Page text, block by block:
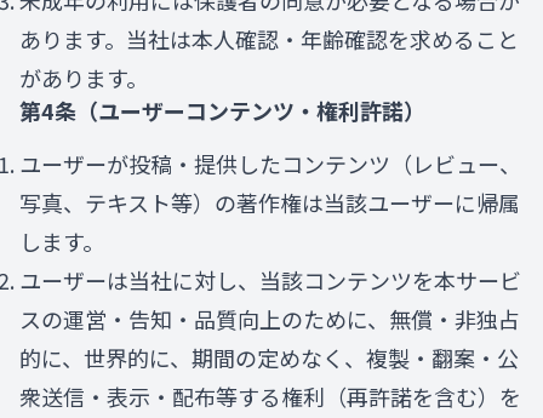
あります。当社は本人確認・年齢確認を求めること
があります。
第4条（ユーザーコンテンツ・権利許諾）
ユーザーが投稿・提供したコンテンツ（レビュー、
写真、テキスト等）の著作権は当該ユーザーに帰属
します。
ユーザーは当社に対し、当該コンテンツを本サービ
スの運営・告知・品質向上のために、無償・非独占
的に、世界的に、期間の定めなく、複製・翻案・公
衆送信・表示・配布等する権利（再許諾を含む）を